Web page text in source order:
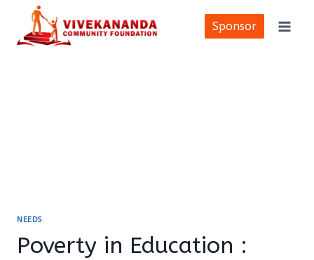
content
Sponsor
NEEDS
Poverty in Education :